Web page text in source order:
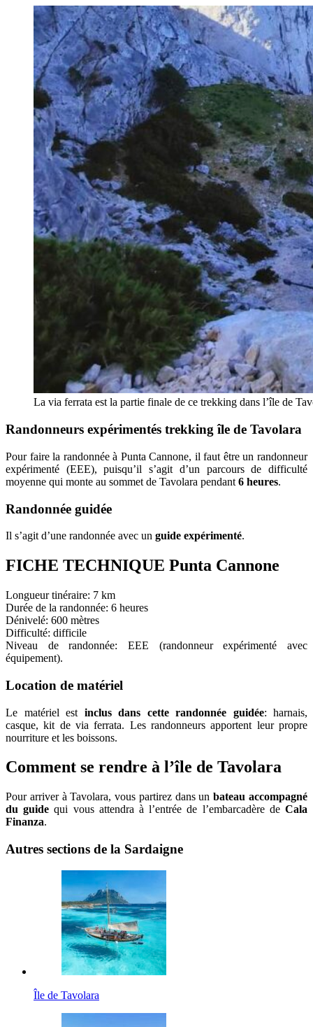
La via ferrata est la partie finale de ce trekking dans l’île de
Randonneurs expérimentés trekking île de Tavolara
Pour faire la randonnée à Punta Cannone, il faut être un randonneur
expérimenté (EEE), puisqu’il s’agit d’un parcours de difficulté
moyenne qui monte au sommet de Tavolara pendant 6 heures.
Randonnée guidée
Il s’agit d’une randonnée avec un guide expérimenté.
FICHE TECHNIQUE Punta Cannone
Longueur tinéraire: 7 km
Durée de la randonnée: 6 heures
Dénivelé: 600 mètres
Difficulté: difficile
Niveau de randonnée: EEE (randonneur expérimenté avec
équipement).
Location de matériel
Le matériel est inclus dans cette randonnée guidée: harnais,
casque, kit de via ferrata. Les randonneurs apportent leur propre
nourriture et les boissons.
Comment se rendre à l’île de Tavolara
Pour arriver à Tavolara, vous partirez dans unbateau accompagné
du guide qui vous attendra à l’entrée de l’embarcadère deCala
Finanza.
Autres sections de la Sardaigne
Île de Tavolara